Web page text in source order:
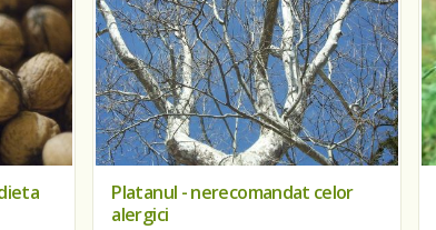
Platanul - nerecomandat celor
alergici